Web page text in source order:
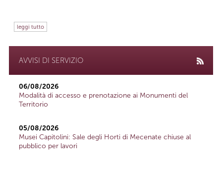
leggi tutto
AVVISI DI SERVIZIO
06/08/2026
Modalità di accesso e prenotazione ai Monumenti del
Territorio
05/08/2026
Musei Capitolini: Sale degli Horti di Mecenate chiuse al
pubblico per lavori